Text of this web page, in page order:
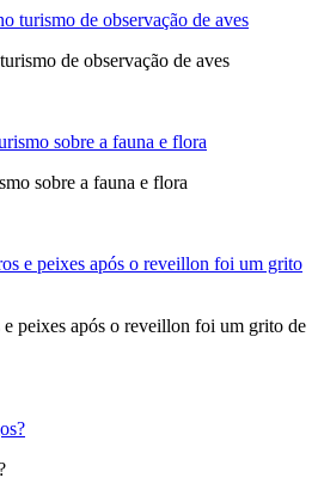
de observação de aves
sobre a fauna e flora
e peixes após o reveillon foi um grito de